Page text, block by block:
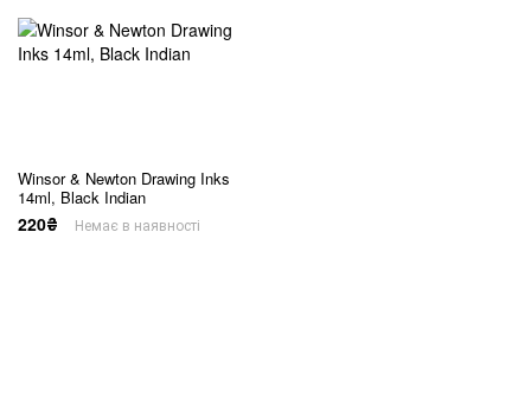
Winsor & Newton Drawing Inks
14ml, Black Indian
220₴ Немає в наявності